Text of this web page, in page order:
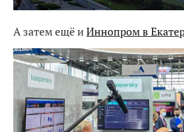
А затем ещё иИннопром в